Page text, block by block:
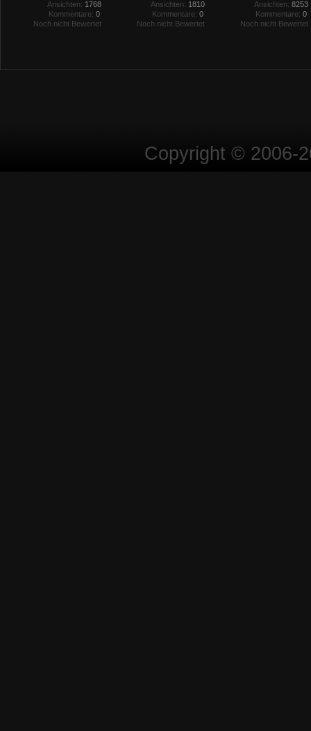
Ansichten: 1768
Kommentare: 0
Noch nicht Bewertet
Ansichten: 1810
Kommentare: 0
Noch nicht Bewertet
Ansichten: 8253
Kommentare: 0
Noch nicht Bewertet
Copyright © 2006-